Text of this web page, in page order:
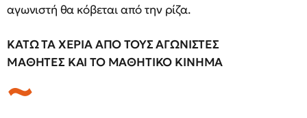
αγωνιστή θα κόβεται από την ρίζα.
ΚΑΤΩ ΤΑ ΧΕΡΙΑ ΑΠΟ ΤΟΥΣ ΑΓΩΝΙΣΤΕΣ
ΜΑΘΗΤΕΣ ΚΑΙ ΤΟ ΜΑΘΗΤΙΚΟ ΚΙΝΗΜΑ